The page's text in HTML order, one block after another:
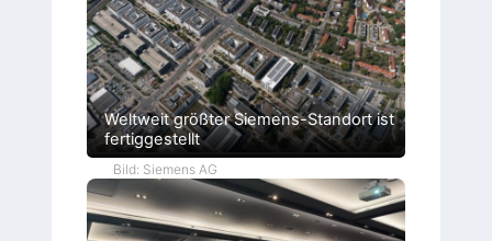
Weltweit größter Siemens-Standort ist
fertiggestellt
Bild: Siemens AG